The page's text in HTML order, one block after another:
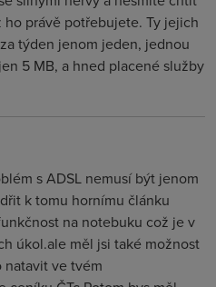
právě potřebujete. Ty jejich
týden jenom jeden, jednou
5 MB, a hned placené služby
s ADSL nemusí být jenom
k tomu hornímu článku
na notebuku což je v
úkol.ale měl jsi také možnost
natavit ve tvém